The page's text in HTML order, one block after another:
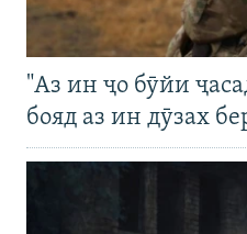
"Аз ин ҷо бӯйи
бояд аз ин дӯзах